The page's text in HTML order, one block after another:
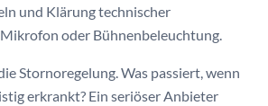
und Klärung technischer
oder Bühnenbeleuchtung.
Stornoregelung. Was passiert, wenn
erkrankt? Ein seriöser Anbieter